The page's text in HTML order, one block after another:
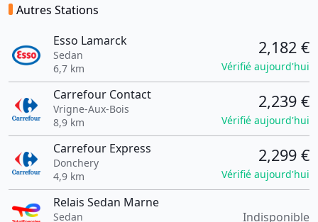
Autres Stations
Esso Lamarck
Sedan
6,7 km
2,182 €
Vérifié aujourd'hui
Carrefour Contact
Vrigne-Aux-Bois
8,9 km
2,239 €
Vérifié aujourd'hui
Carrefour Express
Donchery
4,9 km
2,299 €
Vérifié aujourd'hui
Relais Sedan Marne
Sedan Indisponible